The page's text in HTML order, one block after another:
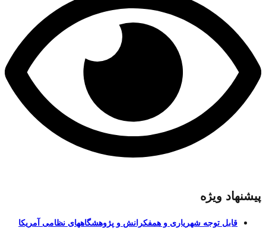
پیشنهاد ویژه
قابل توجه شهریاری و همفکرانش و پژوهشگاههای نظامی آمریکا